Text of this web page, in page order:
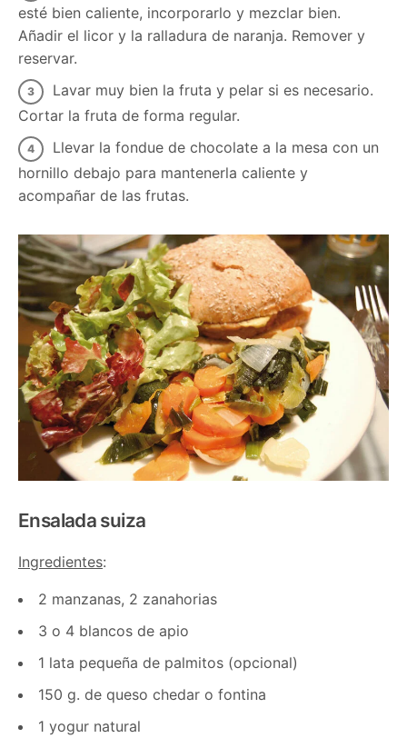
esté bien caliente, incorporarlo y mezclar bien.
Añadir el licor y la ralladura de naranja. Remover y
reservar.
Lavar muy bien la fruta y pelar si es necesario.
Cortar la fruta de forma regular.
Llevar la fondue de chocolate a la mesa con un
hornillo debajo para mantenerla caliente y
acompañar de las frutas.
Ensalada suiza
Ingredientes:
2 manzanas, 2 zanahorias
3 o 4 blancos de apio
1 lata pequeña de palmitos (opcional)
150 g. de queso chedar o fontina
1 yogur natural